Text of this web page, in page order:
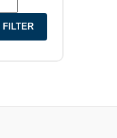
FILTER